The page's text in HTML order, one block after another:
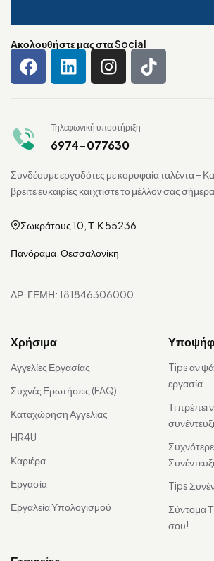
Ακολουθήστε μας στα Social
Τηλεφωνική υποστήριξη
6974-077630
Συνδέουμε εργοδότες με κορυφαία ταλέντα –
βρείτε ευκαιρίες και χτίστε το μέλλον σας
Σωκράτους 10, Τ.Κ 55236
Πανόραμα, Θεσσαλονίκη
ΑΡ. ΓΕΜΗ: 181846306000
Χρήσιμα
Αγγελίες Εργασίας
Συχνές Ερωτήσεις (FAQ)
Καταχώρηση Αγγελίας
HR4U
Καριέρα
Εργασία
Εργαλεία Υπολογισμού
Tips αν
εργασία
Τι πρέπει
Tips
Σύντομα
σου!